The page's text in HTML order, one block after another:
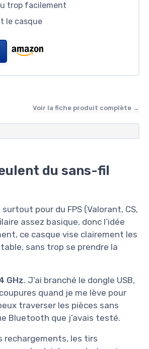
trop facilement
le casque
Voir la fiche produit complète →
du sans-fil
pour du FPS (Valorant, CS,
assez basique, donc l’idée
ce casque vise clairement les
sans trop se prendre la
GHz. J’ai branché le dongle USB,
quand je me lève pour
traverser les pièces sans
Bluetooth que j’avais testé.
rechargements, les tirs